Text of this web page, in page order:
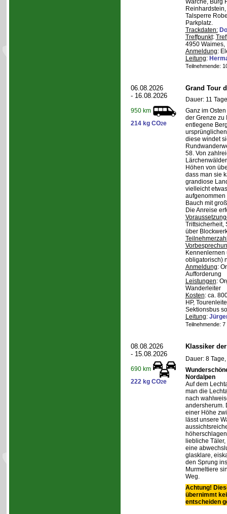
Warche, Burg
Talsperre
Parkplatz.
Trackdaten:
Treffpunkt:
4950 Waimes,
Anmeldung:
Leitung:
Teilnehmende:
06.08.2026
- 16.08.2026
950 km
214 kg CO2e
Grand Tour
Dauer: 11
Ganz im
der Grenze zu
entlegene
diese windet
58. Von
Höhen von
dass man sie
grandiose
vielleicht
Bauch mit
Die Anreise
Trittsicherheit,
über
obligatorisch)
Anmeldung:
Aufforderung
Leistungen:
Wanderleiter
Kosten: ca.
HP,
Sektionsbus
Leitung:
Teilnehmende:
08.08.2026
- 15.08.2026
690 km
222 kg CO2e
Klassiker
Dauer: 8
Nordalpen
Auf dem
man die
nach
andersherum.
einer Höhe
lässt unsere
liebliche
eine
glasklare,
den Sprung
Murmeltiere
Weg.
Achtung!
übernimmt
entscheiden